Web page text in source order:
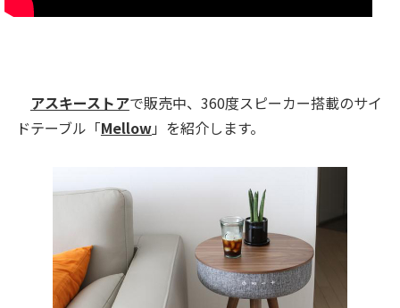
アスキーストアで販売中、360度スピーカー搭載のサイ
ドテーブル「Mellow」を紹介します。